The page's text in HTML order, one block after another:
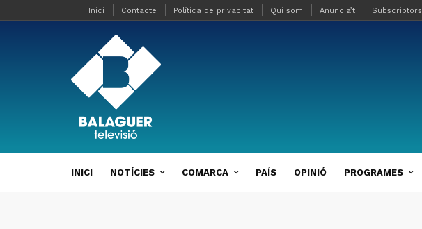
Inici Contacte Política de privacitat Qui som Anuncia’t Subscriptors
INICI NOTÍCIES COMARCA PAÍS OPINIÓ PROGRAMES